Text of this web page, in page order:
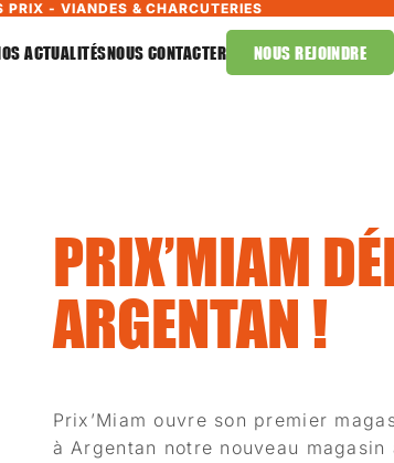
- VIANDES & CHARCUTERIES
ACTUALITÉSNOUS CONTACTER NOUS REJOINDRE
PRIX’MIAM
ARGENTAN !
Prix’Miam ouvre son premier
à Argentan notre nouveau magasin